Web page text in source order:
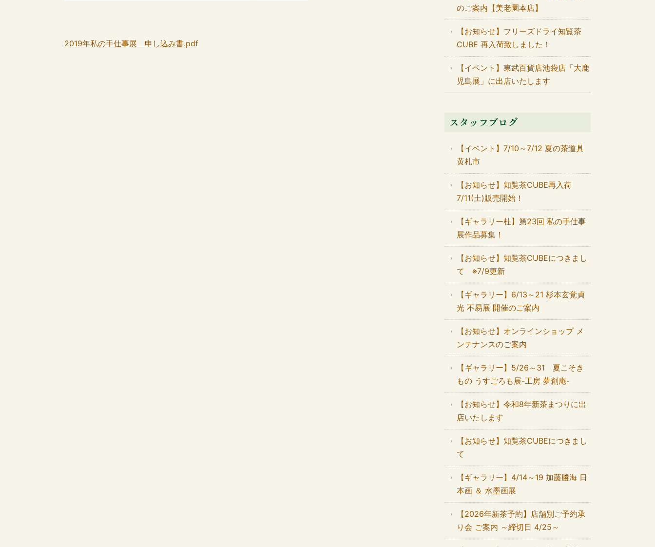
2019年私の手仕事展 申し込み書.pdf
のご案内【美老園本店】
【お知らせ】フリーズドライ知覧茶
CUBE 再入荷致しました！
【イベント】東武百貨店池袋店「大鹿
児島展」に出店いたします
スタッフブログ
【イベント】7/10～7/12 夏の茶道具
黄札市
【お知らせ】知覧茶CUBE再入荷
7/11(土)販売開始！
【ギャラリー杜】第23回 私の手仕事
展作品募集！
【お知らせ】知覧茶CUBEにつきまし
て ※7/9更新
【ギャラリー】6/13～21 杉本玄覚貞
光 不易展 開催のご案内
【お知らせ】オンラインショップ メ
ンテナンスのご案内
【ギャラリー】5/26～31 夏こそき
もの うすごろも展-工房 夢創庵-
【お知らせ】令和8年新茶まつりに出
店いたします
【お知らせ】知覧茶CUBEにつきまし
て
【ギャラリー】4/14～19 加藤勝海 日
本画 ＆ 水墨画展
【2026年新茶予約】店舗別ご予約承
り会 ご案内 ～締切日 4/25～